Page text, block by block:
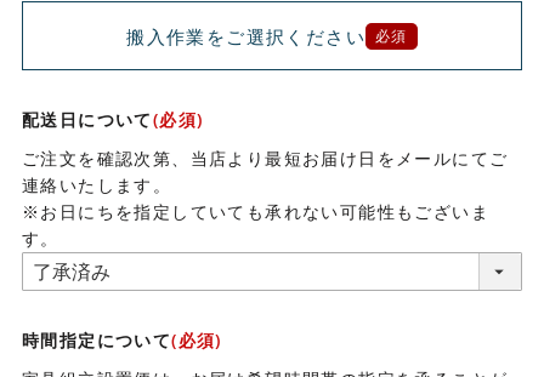
搬入作業をご選択ください 必須
配送日について(必須)
ご注文を確認次第、当店より最短お届け日をメールにてご
連絡いたします。
※お日にちを指定していても承れない可能性もございま
す。
時間指定について(必須)